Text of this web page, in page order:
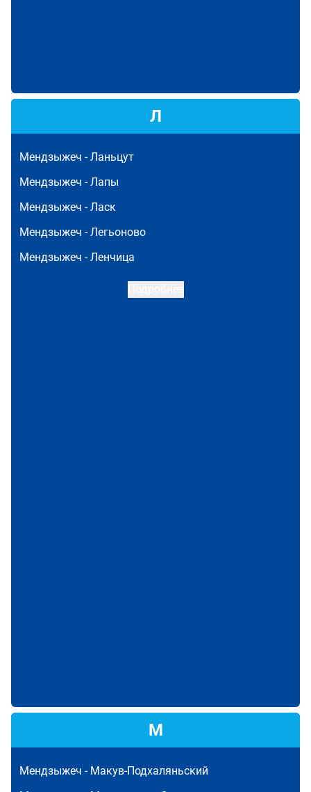
Л
Мендзыжеч -Ланьцут
Мендзыжеч -Лапы
Мендзыжеч -Ласк
Мендзыжеч -Легьоново
Мендзыжеч -Ленчица
М
Мендзыжеч - Макув-Подхаляньский